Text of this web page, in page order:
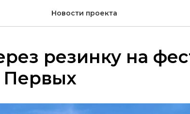
Новости проекта
резинку на